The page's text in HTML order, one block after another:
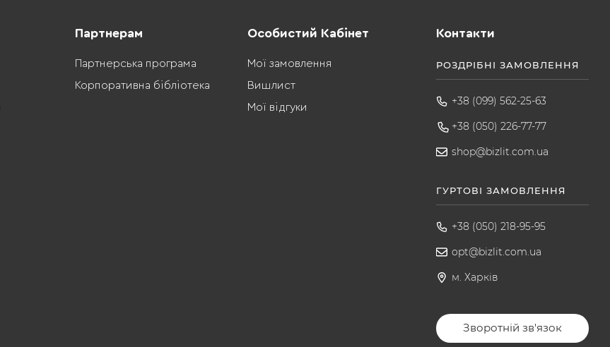
Партнерам
Партнерська програма
Корпоративна бібліотека
Особистий Кабінет
Мої замовлення
Вишлист
Мої відгуки
Контакти
РОЗДРІБНІ ЗАМОВЛЕННЯ
+38 (099) 562-25-63
+38 (050) 226-77-77
shop@bizlit.com.ua
ГУРТОВІ ЗАМОВЛЕННЯ
+38 (050) 218-95-95
opt@bizlit.com.ua
м. Харків
Зворотній зв'язок